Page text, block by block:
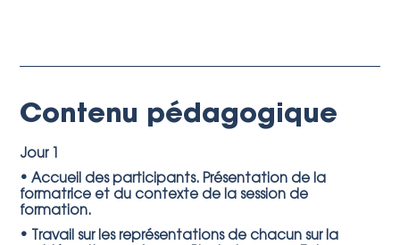
Contenu pédagogique
Jour 1
• Accueil des participants. Présentation de la
formatrice et du contexte de la session de
formation.
• Travail sur les représentations de chacun sur la